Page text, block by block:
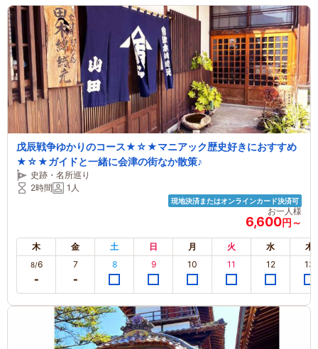
戊辰戦争ゆかりのコース★☆★マニアック歴史好きにおすすめ
★☆★ガイドと一緒に会津の街なか散策♪
史跡・名所巡り
2時間
1人
現地決済またはオンラインカード決済可
お一人様
6,600円～
木 金 土 日 月 火 水 木
8/6 7 8 9 10 11 12 13